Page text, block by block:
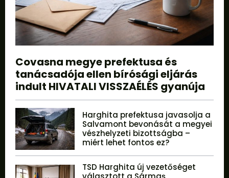
Covasna megye prefektusa és
tanácsadója ellen bírósági eljárás
indult HIVATALI VISSZAÉLÉS gyanúja
Harghita prefektusa javasolja a
Salvamont bevonását a megyei
vészhelyzeti bizottságba –
miért lehet fontos ez?
TSD Harghita új vezetőséget